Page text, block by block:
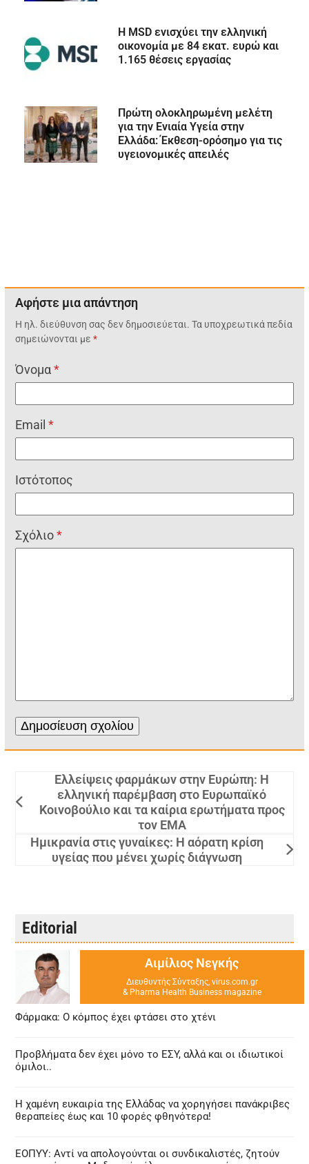
Η MSD ενισχύει την ελληνική
οικονομία με 84 εκατ. ευρώ και
1.165 θέσεις εργασίας
Πρώτη ολοκληρωμένη μελέτη
για την Ενιαία Υγεία στην
Ελλάδα: Έκθεση-ορόσημο για τις
υγειονομικές απειλές
Αφήστε μια απάντηση
Η ηλ. διεύθυνση σας δεν δημοσιεύεται. Τα υποχρεωτικά πεδία
σημειώνονται με*
Όνομα*
Email*
Ιστότοπος
Σχόλιο*
Ελλείψεις φαρμάκων στην Ευρώπη: Η
ελληνική παρέμβαση στο Ευρωπαϊκό
Κοινοβούλιο και τα καίρια ερωτήματα προς
τον EMA
Ημικρανία στις γυναίκες: Η αόρατη κρίση
υγείας που μένει χωρίς διάγνωση
Editorial
Αιμίλιος Νεγκής
Διευθυντής Σύνταξης, virus.com.gr
& Pharma Health Business magazine
Φάρμακα: Ο κόμπος έχει φτάσει στο χτένι
Προβλήματα δεν έχει μόνο το ΕΣΥ, αλλά και οι ιδιωτικοί
όμιλοι..
Η χαμένη ευκαιρία της Ελλάδας να χορηγήσει πανάκριβες
θεραπείες έως και 10 φορές φθηνότερα!
ΕΟΠΥΥ: Αντί να απολογούνται οι συνδικαλιστές, ζητούν